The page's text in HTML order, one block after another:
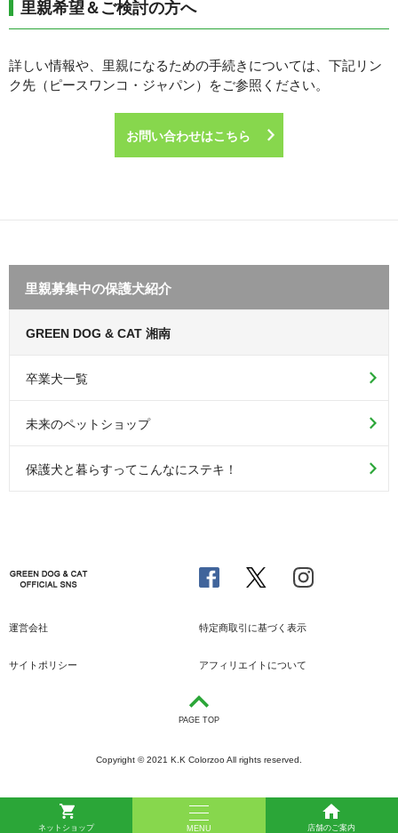
ネットショップ MENU 店舗のご案内
里親希望＆ご検討の方へ
詳しい情報や、里親になるための手続きについては、下記リン
ク先（ピースワンコ・ジャパン）をご参照ください。
お問い合わせはこちら
里親募集中の保護犬紹介
GREEN DOG & CAT 湘南
卒業犬一覧
未来のペットショップ
保護犬と暮らすってこんなにステキ！
運営会社 特定商取引に基づく表示
サイトポリシー アフィリエイトについて
PAGE TOP
Copyright © 2021 K.K Colorzoo All rights reserved.